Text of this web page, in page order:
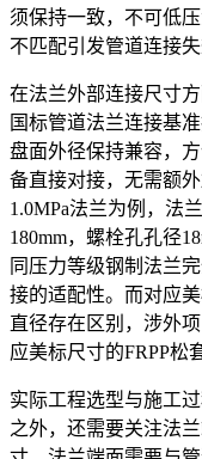
须保持一致，不可低
不匹配引发管道连接失
在法兰外部连接尺寸
国标管道法兰连接基
盘面外径保持兼容，
备直接对接，无需额
1.0MPa法兰为例，法
180mm，螺栓孔孔径
同压力等级钢制法兰
接的适配性。而对应
直径存在区别，涉外
应美标尺寸的FRPP松
实际工程选型与施工
之外，还需要关注法